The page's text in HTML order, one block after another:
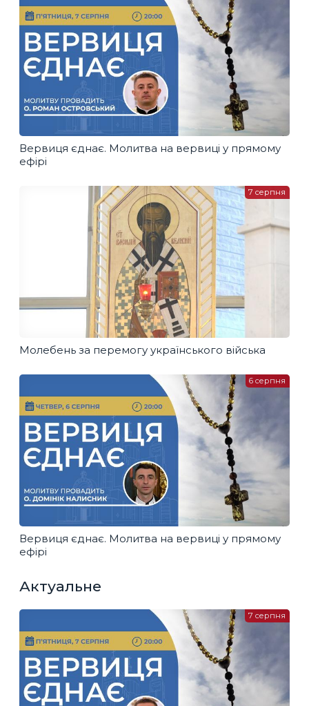
Вервиця єднає. Молитва на вервиці у прямому
ефірі
Молебень за перемогу українського війська
7 серпня
Вервиця єднає. Молитва на вервиці у прямому
ефірі
6 серпня
Актуальне
7 серпня